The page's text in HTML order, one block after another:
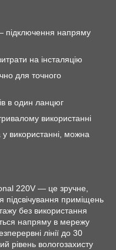
підключення напряму
на інсталяцію
для точного
в один ланцюг
використанні
використанні, можна
220V — це зручне,
приміщень
без використання
напряму в мережу
лінії до 30
рівень вологозахисту